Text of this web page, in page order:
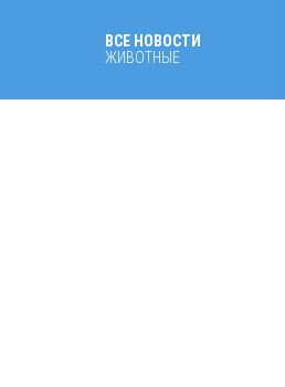
ВСЕ НОВОСТИ
ЖИВОТНЫЕ